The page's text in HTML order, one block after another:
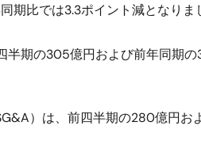
期比では3.3ポイント減となりま
期の305億円および前年同期
）は、前四半期の280億円